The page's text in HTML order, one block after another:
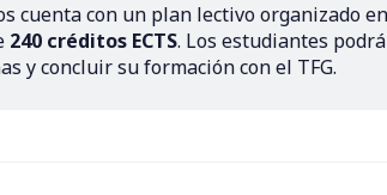
cuenta con un plan lectivo organizado
240 créditos ECTS. Los estudiantes
y concluir su formación con el TFG.